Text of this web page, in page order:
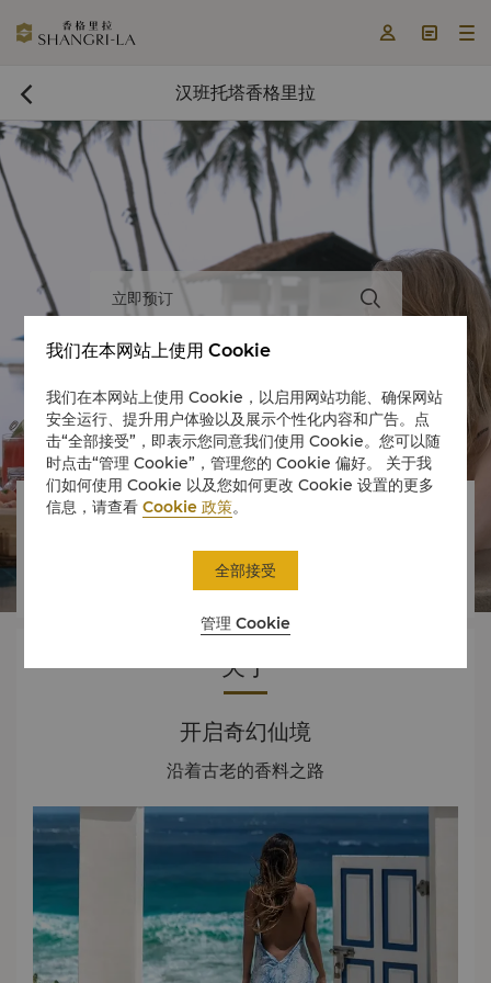
  
 汉班托塔香格里拉
 
立即预订 
 
美食

体验
关于
开启奇幻仙境
沿着古老的香料之路
我们在本网站上使用 Cookie
我们在本网站上使用 Cookie，以启用网站功能、确保网站
安全运行、提升用户体验以及展示个性化内容和广告。点
击“全部接受”，即表示您同意我们使用 Cookie。您可以随
时点击“管理 Cookie”，管理您的 Cookie 偏好。 关于我
们如何使用 Cookie 以及您如何更改 Cookie 设置的更多
信息，请查看Cookie 政策。
管理 Cookie
全部接受